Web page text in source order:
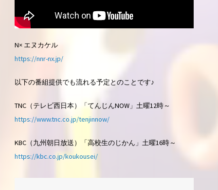
N× エヌカケル
https://nnr-nx.jp/
以下の番組提供でも流れる予定とのことです♪
TNC（テレビ西日本）「てんじんNOW」土曜12時～
https://www.tnc.co.jp/tenjinnow/
KBC（九州朝日放送）「高校生のじかん」土曜16時～
https://kbc.co.jp/koukousei/